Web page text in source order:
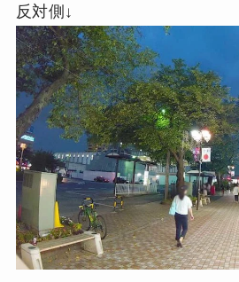
反対側↓